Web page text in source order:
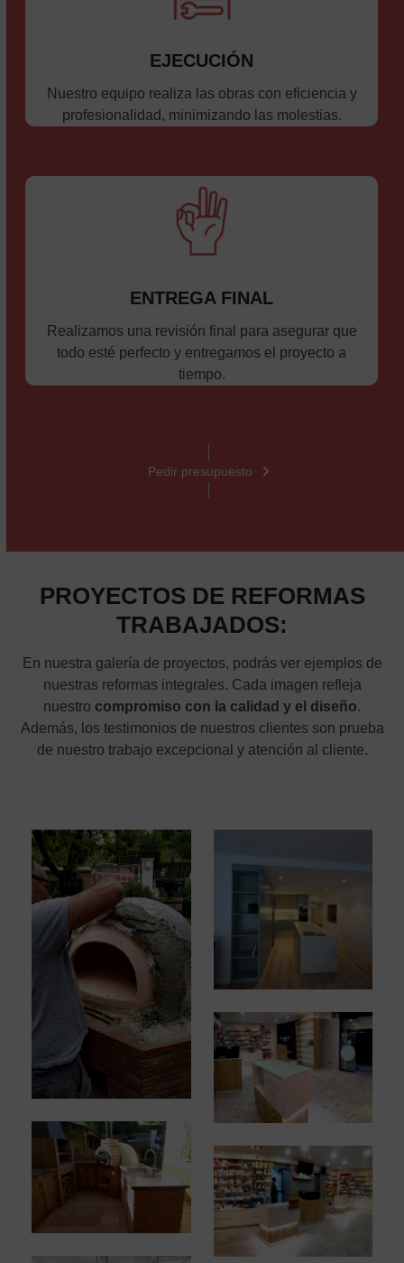
EJECUCIÓN
Nuestro equipo realiza las obras con eficiencia y
profesionalidad, minimizando las molestias.
ENTREGA FINAL
Realizamos una revisión final para asegurar que
todo esté perfecto y entregamos el proyecto a
tiempo.
Pedir presupuesto
PROYECTOS DE REFORMAS
TRABAJADOS:
En nuestra galería de proyectos, podrás ver ejemplos de
nuestras reformas integrales. Cada imagen refleja
nuestro compromiso con la calidad y el diseño.
Además, los testimonios de nuestros clientes son prueba
de nuestro trabajo excepcional y atención al cliente.